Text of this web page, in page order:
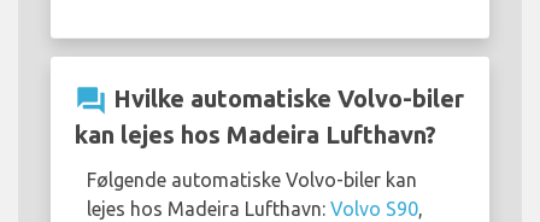
question_answer Hvilke automatiske Volvo-biler
kan lejes hos Madeira Lufthavn?
Følgende automatiske Volvo-biler kan
lejes hos Madeira Lufthavn: Volvo S90,